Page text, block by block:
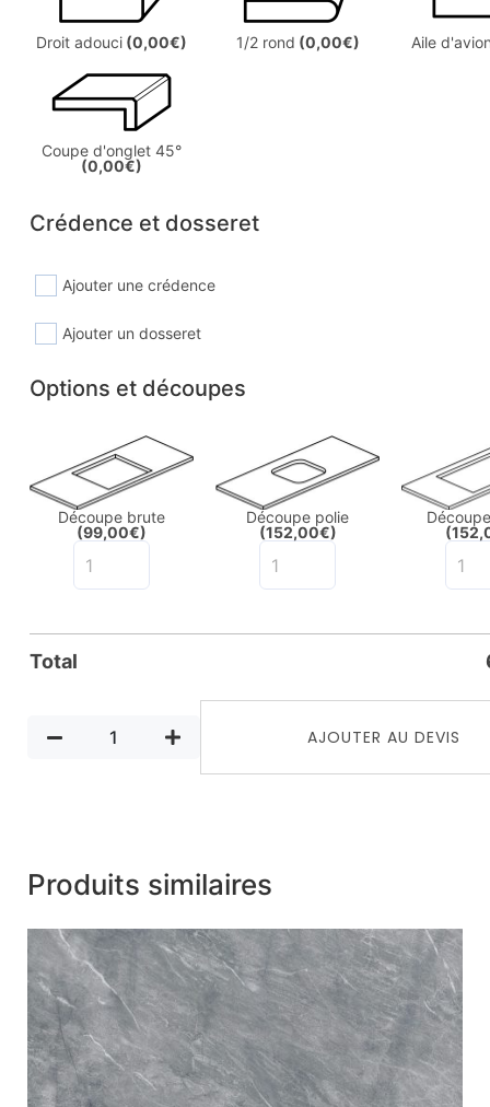
Droit adouci (0,00€) 1/2 rond (0,00€) Aile
Coupe d'onglet 45°
(0,00€)
Crédence et dosseret
Ajouter une crédence
Ajouter un dosseret
Options et découpes
Découpe brute
(99,00€)
Découpe polie
(152,00€)
Total
AJOUTER AU DEVIS
Produits similaires